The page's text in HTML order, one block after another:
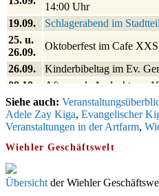
14:00 Uhr
19.09.
Schlagerabend im
25. u.
26.09.
Oktoberfest im Cafe XXS
26.09.
Kinderbibeltag im Ev.
09.10.
Afterwork-Andacht um
10.10.
Sandmännchen-
Gemeindehaus um 18:00
11.10.
Oktoberfest MGV im
29.10.
Blutspenden des DRK im
31.10.
Gottesdienst zum
Uhr
Siehe auch:
Adele Zay Kiga, Evangelischer
Veranstaltungen in der Artfarm,
Wiehler Geschäftswelt
Übersicht der Wiehler